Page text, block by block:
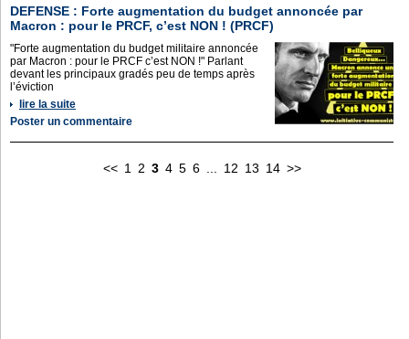
DEFENSE : Forte augmentation du budget annoncée par
Macron : pour le PRCF, c’est NON ! (PRCF)
"Forte augmentation du budget militaire annoncée
par Macron : pour le PRCF c’est NON !" Parlant
devant les principaux gradés peu de temps après
l’éviction
lire la suite
Poster un commentaire
<< 1 2 3 4 5 6 12 13 14 >>